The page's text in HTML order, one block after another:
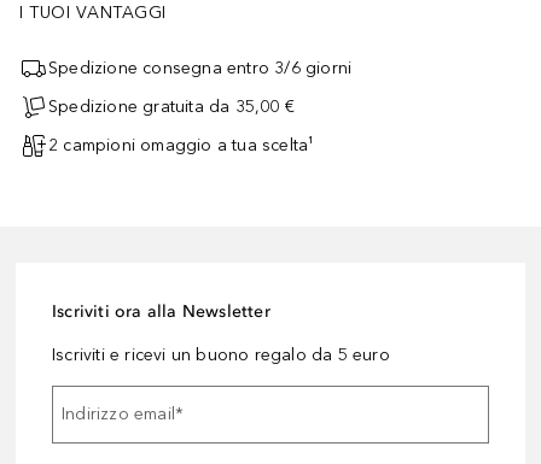
I TUOI VANTAGGI
Spedizione consegna entro 3/6 giorni
Spedizione gratuita da 35,00 €
2 campioni omaggio a tua scelta¹
Iscriviti ora alla Newsletter
Iscriviti e ricevi un buono regalo da 5 euro
Indirizzo email*